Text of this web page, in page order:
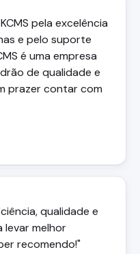
pela excelência
e pelo suporte
é uma empresa
de qualidade e
prazer contar com
qualidade e
levar melhor
recomendo!"